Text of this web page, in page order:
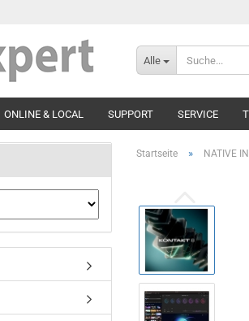
Alle
ONLINE & LOCAL SUPPORT SERVICE
Startseite » NATIVE